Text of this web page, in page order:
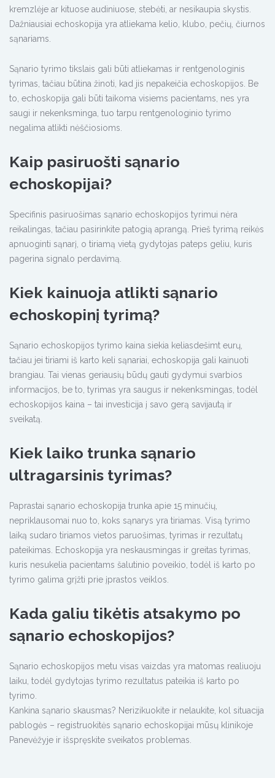
kremzlėje ar kituose audiniuose, stebėti, ar nesikaupia skystis.
Dažniausiai echoskopija yra atliekama kelio, klubo, pečių, čiurnos
sąnariams.
Sąnario tyrimo tikslais gali būti atliekamas ir rentgenologinis
tyrimas, tačiau būtina žinoti, kad jis nepakeičia echoskopijos. Be
to, echoskopija gali būti taikoma visiems pacientams, nes yra
saugi ir nekenksminga, tuo tarpu rentgenologinio tyrimo
negalima atlikti nėščiosioms.
Kaip pasiruošti sąnario
echoskopijai?
Specifinis pasiruošimas sąnario echoskopijos tyrimui nėra
reikalingas, tačiau pasirinkite patogią aprangą. Prieš tyrimą reikės
apnuoginti sąnarį, o tiriamą vietą gydytojas pateps geliu, kuris
pagerina signalo perdavimą.
Kiek kainuoja atlikti sąnario
echoskopinį tyrimą?
Sąnario echoskopijos tyrimo kaina siekia keliasdešimt eurų,
tačiau jei tiriami iš karto keli sąnariai, echoskopija gali kainuoti
brangiau. Tai vienas geriausių būdų gauti gydymui svarbios
informacijos, be to, tyrimas yra saugus ir nekenksmingas, todėl
echoskopijos kaina – tai investicija į savo gerą savijautą ir
sveikatą.
Kiek laiko trunka sąnario
ultragarsinis tyrimas?
Paprastai sąnario echoskopija trunka apie 15 minučių,
nepriklausomai nuo to, koks sąnarys yra tiriamas. Visą tyrimo
laiką sudaro tiriamos vietos paruošimas, tyrimas ir rezultatų
pateikimas. Echoskopija yra neskausmingas ir greitas tyrimas,
kuris nesukelia pacientams šalutinio poveikio, todėl iš karto po
tyrimo galima grįžti prie įprastos veiklos.
Kada galiu tikėtis atsakymo po
sąnario echoskopijos?
Sąnario echoskopijos metu visas vaizdas yra matomas realiuoju
laiku, todėl gydytojas tyrimo rezultatus pateikia iš karto po
tyrimo.
Kankina sąnario skausmas? Nerizikuokite ir nelaukite, kol situacija
pablogės – registruokitės sąnario echoskopijai mūsų klinikoje
Panevėžyje ir išspręskite sveikatos problemas.